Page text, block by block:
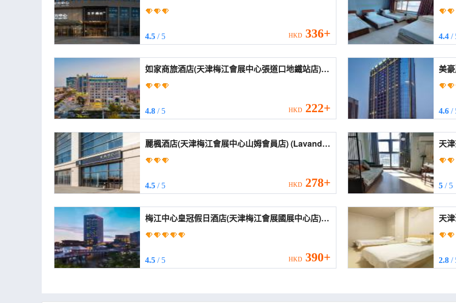
(Tianjin Meijiang Convention and Exhibition
4.5 / 5 HKD 336+ 4.4/
如家商旅酒店(天津梅江會展中心張道口地鐵站店)
(Homeinn Selected Hotel (Tianjin Meijiang
Station))
4.8 / 5 HKD 222+
美
4.6/
麗楓酒店(天津梅江會展中心山姆會員店) (Lavande
Hotel (Tianjin Meijiang Convention and
4.5 / 5 HKD 278+
天津茶
5/ 5
梅江中心皇冠假日酒店(天津梅江會展國展中心店)
(Crowne Plaza TIANJIN MEIJIANGNAN by IHG)
4.5 / 5 HKD 390+ 2.8/